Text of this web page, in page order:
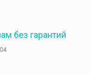
без гарантий